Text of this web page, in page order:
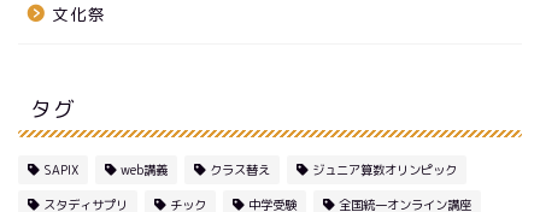
文化祭
タグ
SAPIX web講義 クラス替え ジュニア算数オリンピック
スタディサプリ チック 中学受験 全国統一オンライン講座